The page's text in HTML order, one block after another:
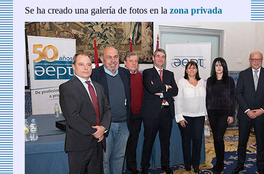
Se ha creado una galería de fotos en lazona privada